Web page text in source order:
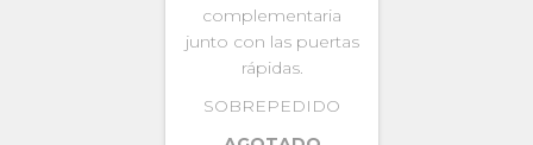
complementaria
junto con las puertas
rápidas.
SOBREPEDIDO